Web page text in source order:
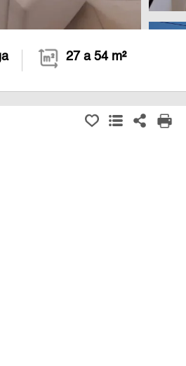
27 a 54 m²